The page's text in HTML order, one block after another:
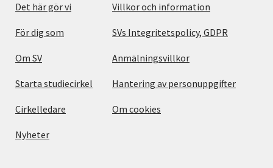
Det här gör vi
För dig som
Om SV
Starta studiecirkel
Cirkelledare
Nyheter
Villkor och information
SVs Integritetspolicy, GDPR
Anmälningsvillkor
Hantering av personuppgifter
Om cookies